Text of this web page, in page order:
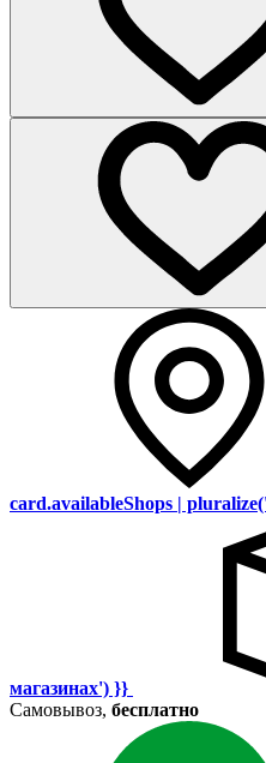
card.availableShops |
магазинах') }}
Самовывоз, бесплатно